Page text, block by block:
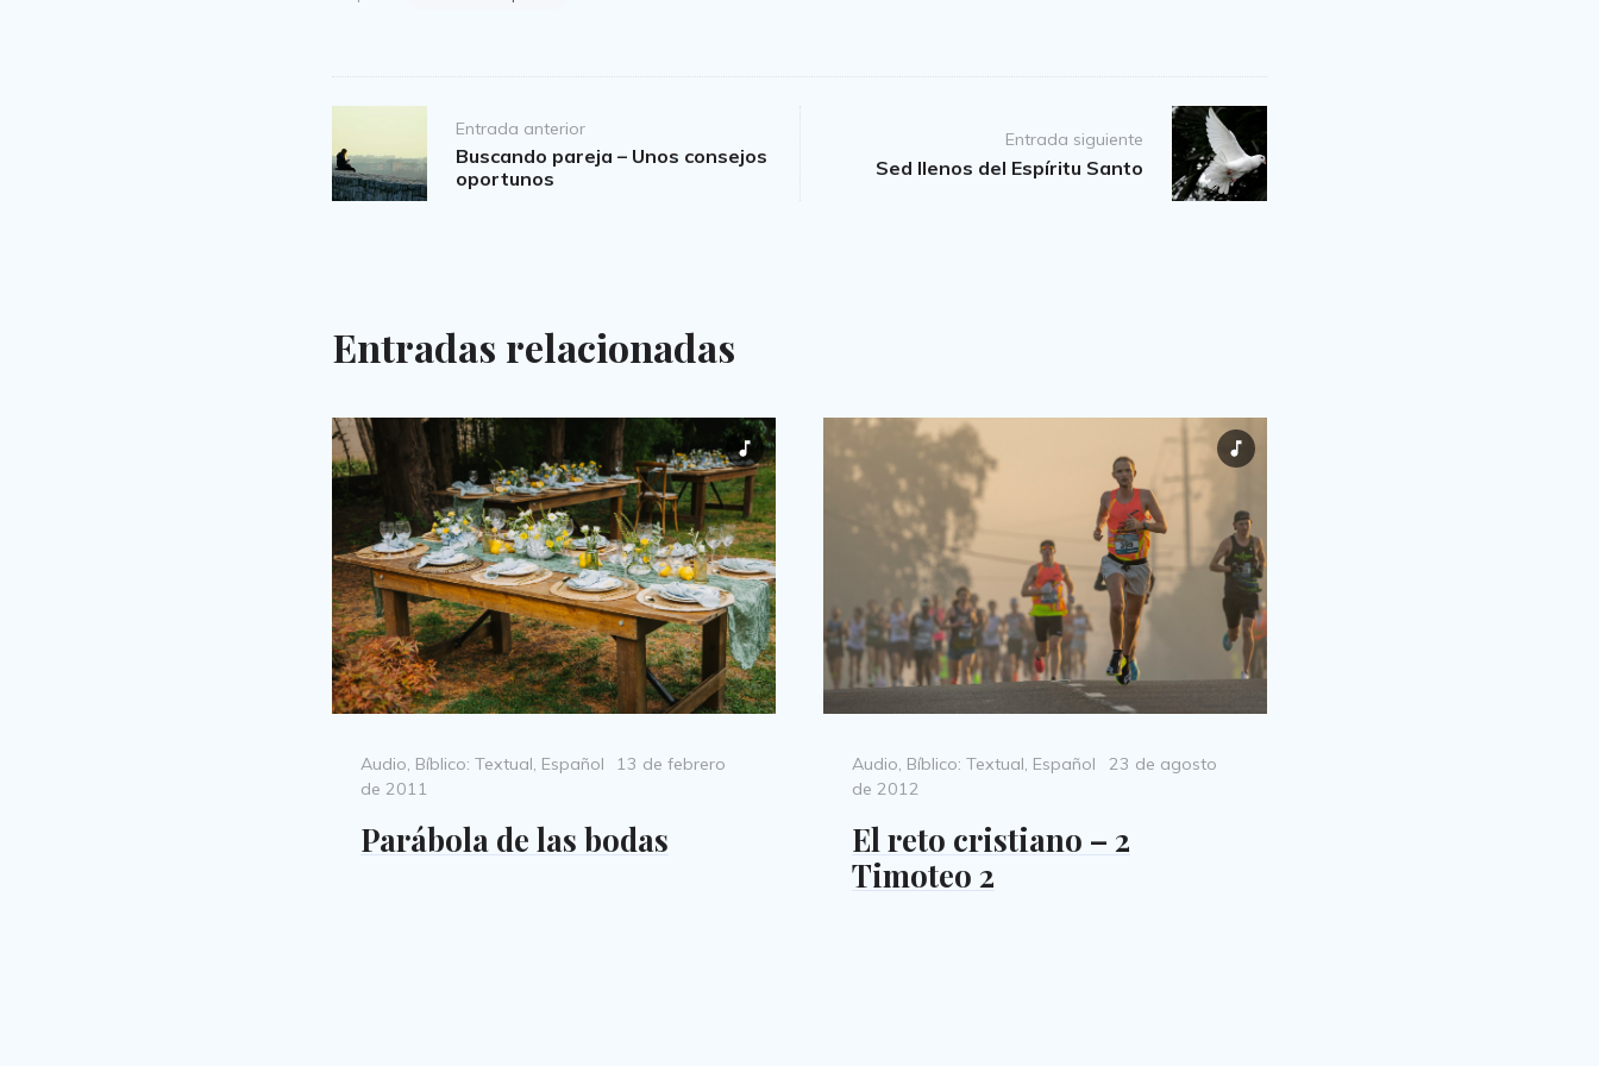
navigation
Entrada anterior
Buscando pareja – Unos consejos
oportunos
Entrada siguiente
Sed llenos del Espíritu Santo
Entradas relacionadas
Categories
Audio, Bíblico: Textual, Español
Posted
13 de febrero
de 2011
Parábola de las bodas
Categories
Audio, Bíblico: Textual, Español
Posted
23 de agosto
de 2012
El reto cristiano – 2
Timoteo 2